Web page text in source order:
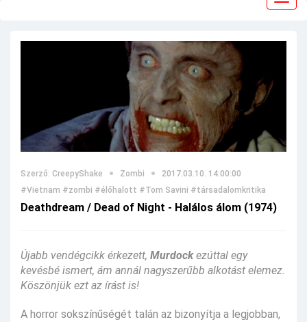
Szerző: CreepyShake Zombi
2017.03.10. 14:00:00
#Vietnam #zombi #élőhalott #Tom Savini #társadalomkritika
Deathdream / Dead of Night - Halálos álom (1974)
Újabb vendégcikk érkezett, Murdockezúttal egy
kevésbé ismert, ám annál nagyszerűbb alkotást elemez.
Köszönjük ezt az írást is!
A horror sokszínűségét talán az bizonyítja a legjobban,